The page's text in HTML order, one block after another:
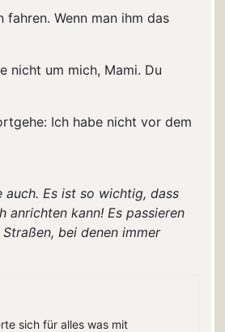
Wenn man ihm das
nicht um mich, Mami. Du
Ich habe nicht vor dem
auch. Es ist so wichtig, dass
anrichten kann! Es passieren
bei denen immer
sich für alles was mit